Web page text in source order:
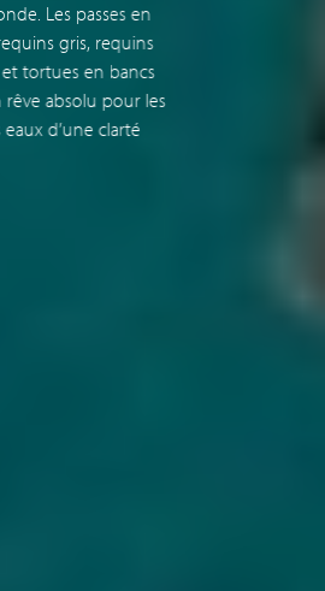
Les passes en
gris, requins
tortues en bancs
absolu pour les
d’une clarté